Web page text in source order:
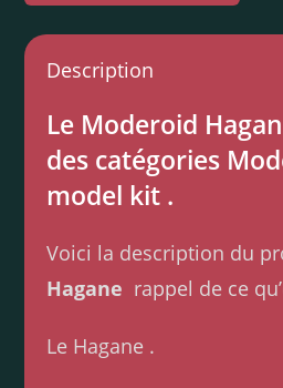
Description
Le Moderoid
des catégories
model kit .
Voici la description du
Hagane rappel de ce
Le Hagane .